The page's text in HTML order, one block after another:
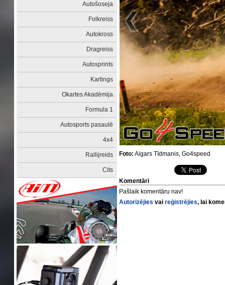
Autošoseja
Folkreiss
Autokross
Dragreiss
Autosprints
Kartings
Okartes Akadēmija
Formula 1
Autosports pasaulē
4x4
Rallijreids
Cits
Foto: Aigars Tīdmanis, Go4speed
Komentāri
Pašlaik komentāru nav!
Autorizējies vaireģistrējies, lai